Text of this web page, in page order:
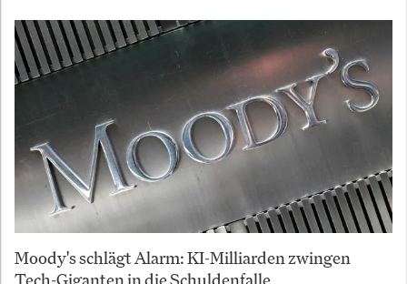
Moody's schlägt Alarm: KI-Milliarden zwingen
Tech-Giganten in die Schuldenfalle